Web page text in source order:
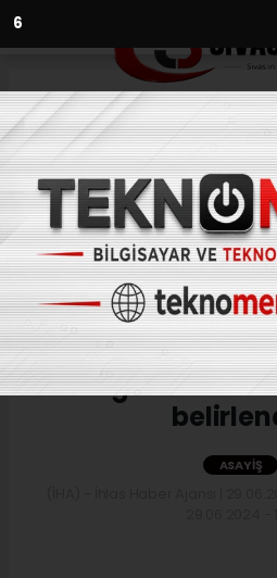
4
Anasayfa Asayiş
MSB:
Yunanistan’a
yollarla
şahıs,
birliklerimiz
yakalandı.
sonucunda
şahıslardan
örgütü
ASAYIŞ